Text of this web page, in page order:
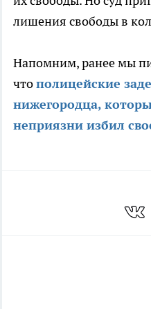
лишения свободы в
Напомним, ранее мы
чтополицейские
нижегородца,
неприязни избил